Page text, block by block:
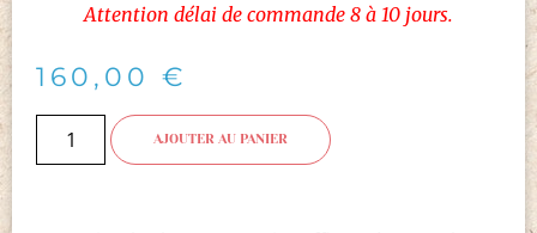
Attention délai de commande 8 à 10 jours.
160,00 €
AJOUTER AU PANIER